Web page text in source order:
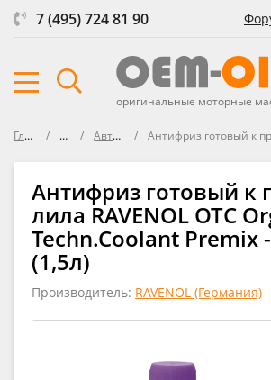
7 (495) 724 81 90
оригинальные моторные
Главная Масла Автомобили Антифриз готовый к прим. лила RAVENOL
Антифриз готовый к
лила RAVENOL OTC
Techn.Coolant Premix
(1,5л)
Производитель: RAVENOL (Германия)